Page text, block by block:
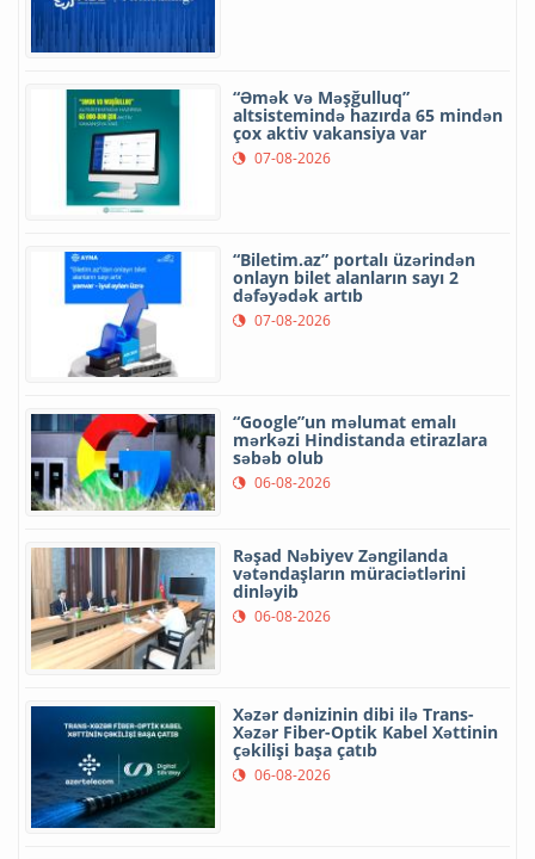
“Əmək və Məşğulluq”
altsistemində hazırda 65 mindən
çox aktiv vakansiya var
07-08-2026
“Biletim.az” portalı üzərindən
onlayn bilet alanların sayı 2
dəfəyədək artıb
07-08-2026
“Google”un məlumat emalı
mərkəzi Hindistanda etirazlara
səbəb olub
06-08-2026
Rəşad Nəbiyev Zəngilanda
vətəndaşların müraciətlərini
dinləyib
06-08-2026
Xəzər dənizinin dibi ilə Trans-
Xəzər Fiber-Optik Kabel Xəttinin
çəkilişi başa çatıb
06-08-2026